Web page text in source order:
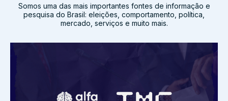
Somos uma das mais importantes fontes de informação e
pesquisa do Brasil: eleições, comportamento, política,
mercado, serviços e muito mais.